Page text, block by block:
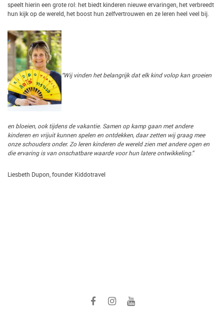
speelt hierin een grote rol: het biedt kinderen nieuwe ervaringen, het verbreedt
hun kijk op de wereld, het boost hun zelfvertrouwen en ze leren heel veel bij.
“Wij vinden het belangrijk dat elk kind volop kan groeien
en bloeien, ook tijdens de vakantie. Samen op kamp gaan met andere
kinderen en vrijuit kunnen spelen en ontdekken, daar zetten wij graag mee
onze schouders onder. Zo leren kinderen de wereld zien met andere ogen en
die ervaring is van onschatbare waarde voor hun latere ontwikkeling.”
Liesbeth Dupon, founder Kiddotravel